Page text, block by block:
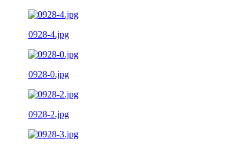
0928-4.jpg
0928-0.jpg
0928-2.jpg